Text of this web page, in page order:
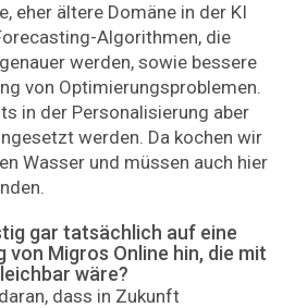
eher ältere Domäne in der KI
Algorithmen, die
werden, sowie bessere
von Optimierungsproblemen.
in der Personalisierung aber
werden. Da kochen wir
Wasser und müssen auch hier
gar tatsächlich auf eine
Migros Online hin, die mit
wäre?
dass in Zukunft